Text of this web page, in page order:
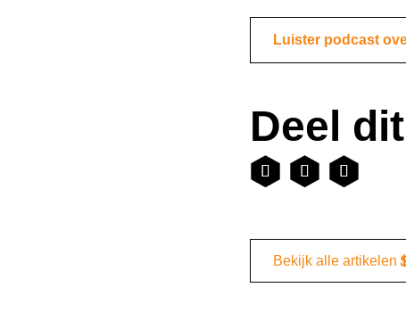
Luister podcast
Deel
Bekijk alle artikelen